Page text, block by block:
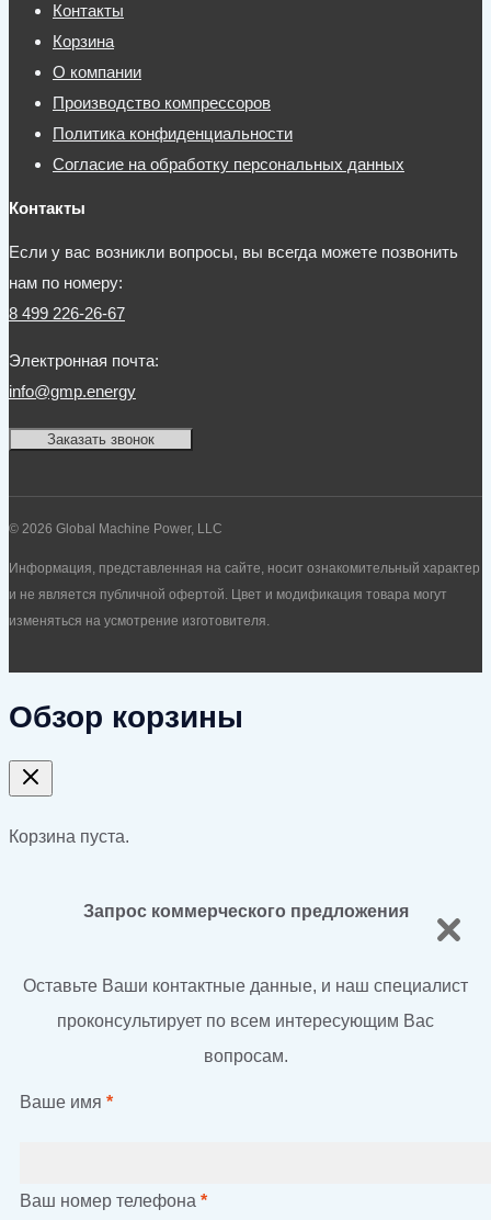
Контакты
Корзина
О компании
Производство компрессоров
Политика конфиденциальности
Согласие на обработку персональных данных
Контакты
Если у вас возникли вопросы, вы всегда можете позвонить
нам по номеру:
8 499 226-26-67
Электронная почта:
info@gmp.energy
Заказать звонок
© 2026 Global Machine Power, LLC
Информация, представленная на сайте, носит ознакомительный характер
и не является публичной офертой. Цвет и модификация товара могут
изменяться на усмотрение изготовителя.
Обзор корзины
Корзина пуста.
Запрос коммерческого предложения
Оставьте Ваши контактные данные, и наш специалист
проконсультирует по всем интересующим Вас
вопросам.
Ваше имя *
Ваш номер телефона *